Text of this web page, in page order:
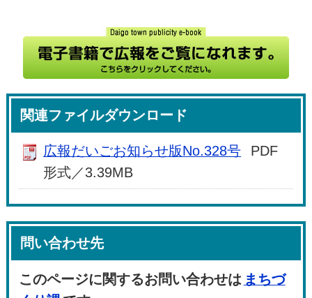
関連ファイルダウンロード
広報だいごお知らせ版No.328号
PDF
形式／3.39MB
問い合わせ先
このページに関するお問い合わせは まちづ